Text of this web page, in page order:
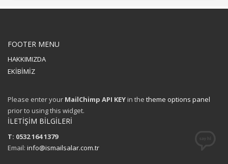
FOOTER MENU
HAKKIMIZDA
EKİBİMİZ
Please enter your MailChimp API KEY in the theme options panel
prior to using this widget.
İLETİŞİM BİLGİLERİ
T: 0532 164 1379
Email: info@ismailsalar.com.tr